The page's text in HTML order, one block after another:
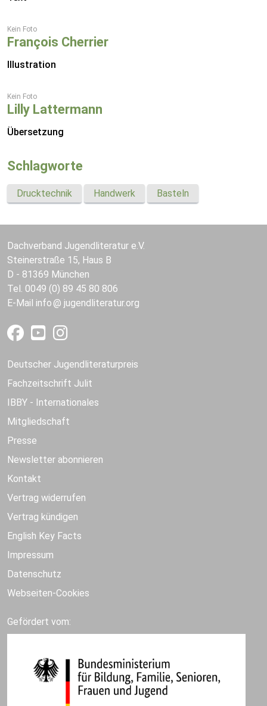
Kein Foto
François Cherrier
Illustration
Kein Foto
Lilly Lattermann
Übersetzung
Schlagworte
Drucktechnik Handwerk Basteln
Dachverband Jugendliteratur e.V.
Steinerstraße 15, Haus B
D - 81369 München
Tel. 0049 (0) 89 45 80 806
E-Mail info jugendliteratur.org
Deutscher Jugendliteraturpreis
Fachzeitschrift Julit
IBBY - Internationales
Mitgliedschaft
Presse
Newsletter abonnieren
Kontakt
Vertrag widerrufen
Vertrag kündigen
English Key Facts
Impressum
Datenschutz
Webseiten-Cookies
Gefördert vom: